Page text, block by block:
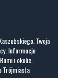
Twoja
Informacje
i okolic.